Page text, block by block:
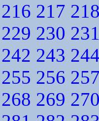
216 217
229 230
242 243
255 256
268 269